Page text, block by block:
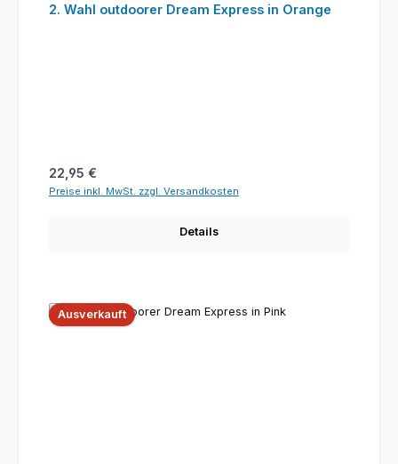
2. Wahl outdoorer Dream Express in Orange
Regulärer Preis:
22,95 €
Preise inkl. MwSt. zzgl. Versandkosten
Details
Ausverkauft